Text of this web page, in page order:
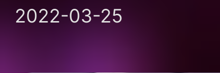
2022-03-25